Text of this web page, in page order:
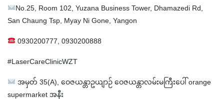
No.25, Room 102, Yuzana Business Tower, Dhamazedi Rd,
San Chaung Tsp, Myay Ni Gone, Yangon
0930200777, 0930200888
#LaserCareClinicWZT
အမှတ် 35(A), ဝေဇယန္တာဥယျာဉ် ဝေဇယန္တာလမ်းမကြီးပေါ် orange
supermarket အနီး